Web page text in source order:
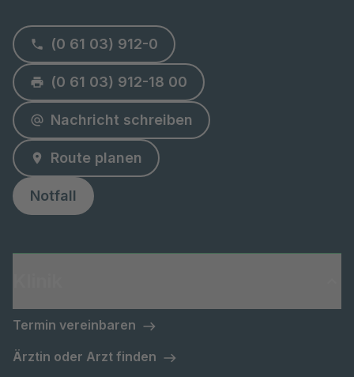
(0 61 03) 912-0
(0 61 03) 912-18 00
Nachricht schreiben
Route planen
Notfall
Termin vereinbaren
Ärztin oder Arzt finden